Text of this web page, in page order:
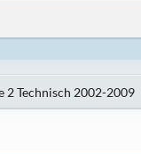
2 Technisch 2002-2009